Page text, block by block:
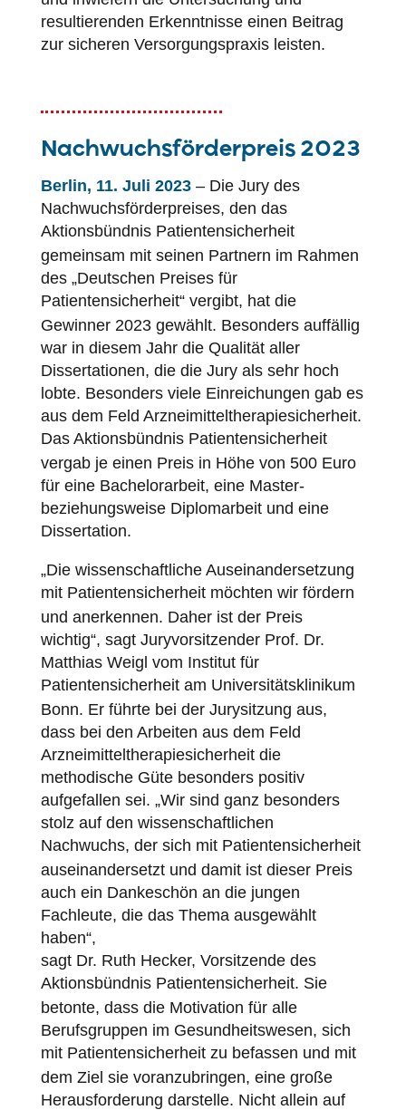
resultierenden Erkenntnisse einen Beitrag
zur sicheren Versorgungspraxis leisten.
Nachwuchsförderpreis 2023
Berlin, 11. Juli 2023– Die Jury des
Nachwuchsförderpreises, den das
Aktionsbündnis Patientensicherheit
gemeinsam mit seinen Partnern im Rahmen
des „Deutschen Preises für
Patientensicherheit“ vergibt, hat die
Gewinner 2023 gewählt. Besonders auffällig
war in diesem Jahr die Qualität aller
Dissertationen, die die Jury als sehr hoch
lobte. Besonders viele Einreichungen gab es
aus dem Feld Arzneimitteltherapiesicherheit.
Das Aktionsbündnis Patientensicherheit
vergab je einen Preis in Höhe von 500 Euro
für eine Bachelorarbeit, eine Master-
beziehungsweise Diplomarbeit und eine
Dissertation.
„Die wissenschaftliche Auseinandersetzung
mit Patientensicherheitmöchten wir fördern
und anerkennen. Daher ist der Preis
wichtig“, sagt Juryvorsitzender Prof. Dr.
Matthias Weigl vom Institut für
Patientensicherheitam Universitätsklinikum
Bonn. Er führte bei der Jurysitzung aus,
dass bei den Arbeiten aus dem Feld
Arzneimitteltherapiesicherheit die
methodische Güte besonders positiv
aufgefallen sei. „Wir sind ganz besonders
stolz auf den wissenschaftlichen
Nachwuchs, der sich mit Patientensicherheit
auseinandersetzt und damit ist dieser Preis
auch ein Dankeschön an die jungen
Fachleute, die das Thema ausgewählt
haben“,
sagt Dr. Ruth Hecker, Vorsitzende des
Aktionsbündnis Patientensicherheit. Sie
betonte, dass die Motivation für alle
Berufsgruppen im Gesundheitswesen, sich
mit Patientensicherheitzu befassen und mit
dem Ziel sie voranzubringen, eine große
Herausforderung darstelle. Nicht allein auf